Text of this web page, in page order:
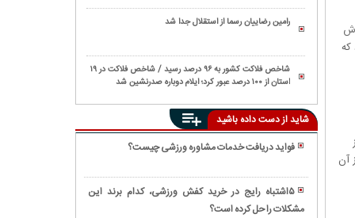
مشخص ‌بود که
شد. از آن
رامین رضاییان رسما از استقلال جدا شد
شاخص فلاکت کشور به ۹۶ درصد رسید / شاخص فلاکت در ۱۹
استان از ۱۰۰ درصد عبور کرد؛ ایلام دوباره صدرنشین شد
شاید از دست داده باشید
فواید دریافت خدمات مشاوره ورزشی چیست؟
۵اشتباه رایج در خرید کفش ورزشی، کدام برند این
مشکلات را حل کرده‌ است؟